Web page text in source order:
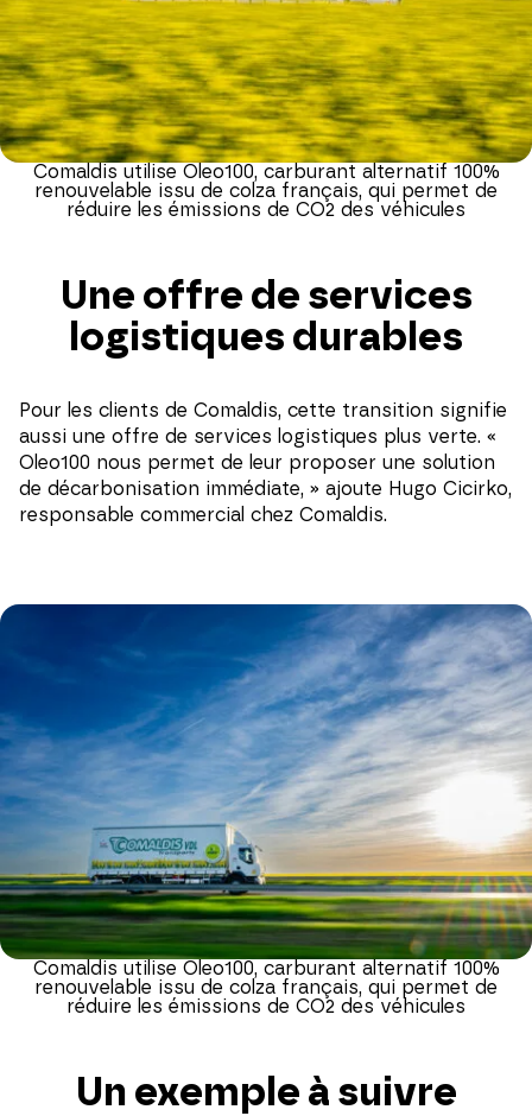
Comaldis utilise Oleo100, carburant alternatif 100%
renouvelable issu de colza français, qui permet de
réduire les émissions de CO2 des véhicules
Une offre de services
logistiques durables
Pour les clients de Comaldis, cette transition signifie
aussi une offre de services logistiques plus verte. «
Oleo100 nous permet de leur proposer une solution
de décarbonisation immédiate, » ajoute Hugo Cicirko,
responsable commercial chez Comaldis.
Comaldis utilise Oleo100, carburant alternatif 100%
renouvelable issu de colza français, qui permet de
réduire les émissions de CO2 des véhicules
Un exemple à suivre